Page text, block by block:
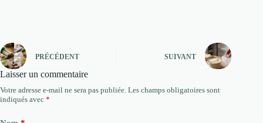
PRÉCÉDENT SUIVANT
Laisser un commentaire
Votre adresse e-mail ne sera pas publiée. Les champs obligatoires sont
indiqués avec *